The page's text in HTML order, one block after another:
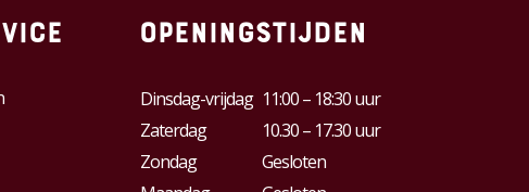
Openingstijden
Dinsdag-vrijdag 11:00 – 18:30 uur
Zaterdag
10.30 – 17.30 uur
Zondag
Gesloten